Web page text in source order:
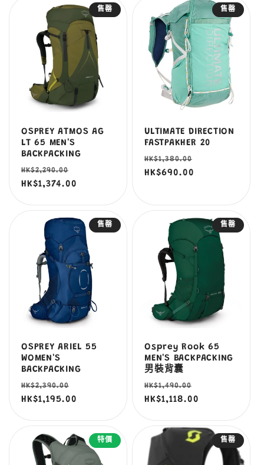
售罄
OSPREY ATMOS AG
LT 65 MEN'S
BACKPACKING
定
價
HK$2,290.00
價
HK$1,374.00
售罄
ULTIMATE DIRECTION
FASTPAKHER 20
定
價
HK$1,380.00
HK$690.00
售罄
OSPREY ARIEL 55
WOMEN'S
BACKPACKING
定
價
HK$2,390.00
價
HK$1,195.00
售罄
Osprey Rook 65
MEN'S BACKPACKING
男裝背囊
定
價
HK$1,490.00
價
HK$1,118.00
特價 售罄